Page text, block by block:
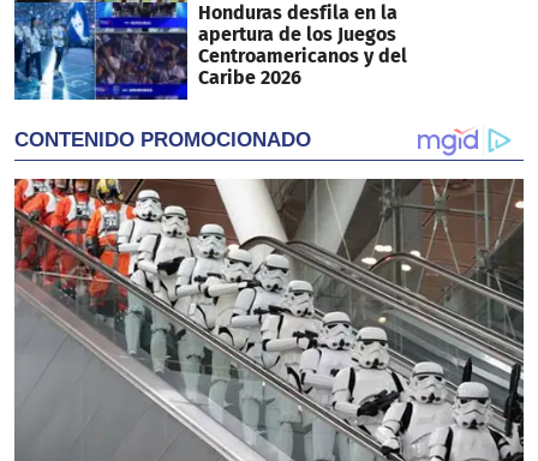
Honduras desfila en la
apertura de los Juegos
Centroamericanos y del
Caribe 2026